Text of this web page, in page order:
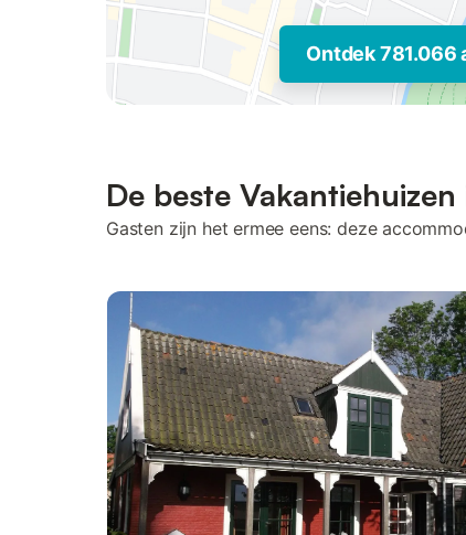
Ontdek 781.066
De beste
Gasten zijn het ermee eens: deze